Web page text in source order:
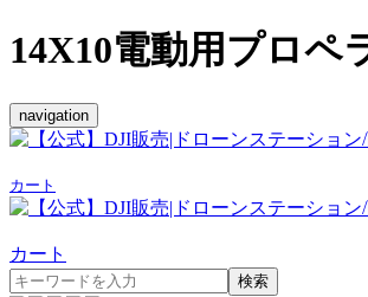
14X10電動用プロペ
navigation
カート
カート
検索